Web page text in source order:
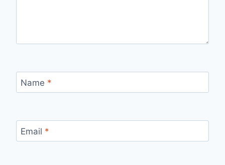
Name *
Email *